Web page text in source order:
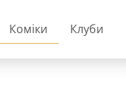
Коміки Клуби